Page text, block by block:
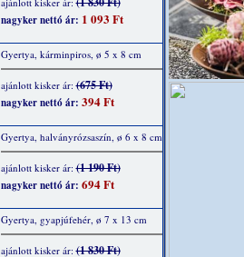
nagyker nettó ár: 1 093 Ft
Gyertya, kárminpiros, ø 5 x 8 cm
ajánlott kisker ár:(675 Ft)
nagyker nettó ár: 394 Ft
Gyertya, halványrózsaszín, ø 6 x 8 cm
ajánlott kisker ár:(1 190 Ft)
nagyker nettó ár: 694 Ft
Gyertya, gyapjúfehér, ø 7 x 13 cm
ajánlott kisker ár:(1 830 Ft)